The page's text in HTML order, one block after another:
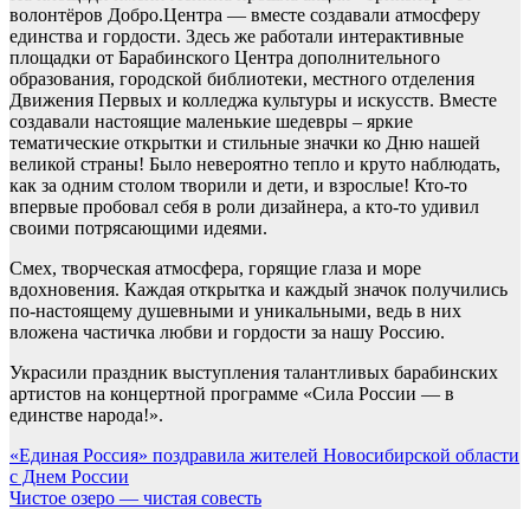
волонтёров Добро.Центра — вместе создавали атмосферу
единства и гордости. Здесь же работали интерактивные
площадки от Барабинского Центра дополнительного
образования, городской библиотеки, местного отделения
Движения Первых и колледжа культуры и искусств. Вместе
создавали настоящие маленькие шедевры – яркие
тематические открытки и стильные значки ко Дню нашей
великой страны! Было невероятно тепло и круто наблюдать,
как за одним столом творили и дети, и взрослые! Кто-то
впервые пробовал себя в роли дизайнера, а кто-то удивил
своими потрясающими идеями.
Смех, творческая атмосфера, горящие глаза и море
вдохновения. Каждая открытка и каждый значок получились
по-настоящему душевными и уникальными, ведь в них
вложена частичка любви и гордости за нашу Россию.
Украсили праздник выступления талантливых барабинских
артистов на концертной программе «Сила России — в
единстве народа!».
Навигация
по
«Единая Россия» поздравила жителей Новосибирской области
с Днем России
Чистое озеро — чистая совесть